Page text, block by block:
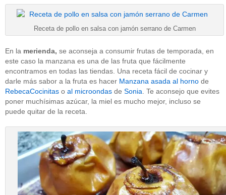
Receta de pollo en salsa con jamón serrano de Carmen
En la merienda, se aconseja a consumir frutas de temporada, en
este caso la manzana es una de las fruta que fácilmente
encontramos en todas las tiendas. Una receta fácil de cocinar y
darle más sabor a la fruta es hacer Manzana asada al horno de
RebecaCocinitas o al microondas de Sonia . Te aconsejo que evites
poner muchísimas azúcar, la miel es mucho mejor, incluso se
puede quitar de la receta.